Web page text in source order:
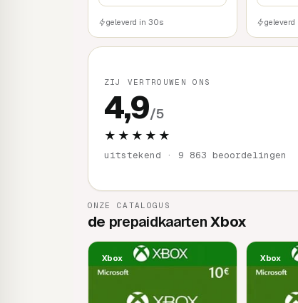
geleverd in 30s
ZIJ VERTROUWEN ONS
4,9/5
★★★★★
uitstekend · 9 863 beoordelingen
ONZE CATALOGUS
de prepaidkaartenXbox
Xbox Xbox